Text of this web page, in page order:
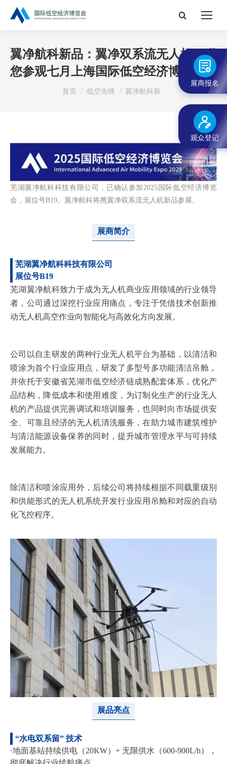
搜
翼净航科新品：翼净双系流无人机，邀
您参观七月上海国际低空经济博览会！
您在这里：
首页 低空先锋 翼净航科新…
芜湖翼净航科科技有限公司
，已确认参加2025国际低空经济博览
会，展位号B19。 翼净航科将携翼净双系流无人机新品参展。
展商简介
芜湖翼净航科科技有限公司
展位号B19
芜湖翼净航科致力于成为无人机商业应用领域的行业领导
者，公司通过深挖行业应用痛点，专注于凭借技术创新推
动无人机高空作业向智能化与高效化方向发展。
公司以自主研发的两种行业无人机平台为基础，以清洁和
喷涂为首个行业应用点，研发了多型号多功能清洁吊舱，
并依托于安徽省芜湖市低空经济链成熟配套体系，优化产
品结构，降低成本和使用难度，为订制化生产的行业无人
机的产品提供完善调试和培训服务，也同时向市场提供安
全、可靠且经济的无人机清洗服务，在助力城市建筑维护
与清洁能源设备保养的同时，提升城市管理水平与可持续
发展能力。
除清洁和喷涂应用外，后续公司将持续根据不同载重级别
和供能形式的无人机系统开发行业应用吊舱和对应的自动
化飞控程序。
展品亮点
“水电双系留” 技术
·地面基站持续供电（20KW）+ 无限供水（600-900L/h），
展商报名
观众登记